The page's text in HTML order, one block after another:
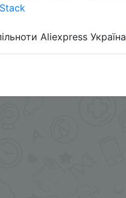
Aliexpress Україна